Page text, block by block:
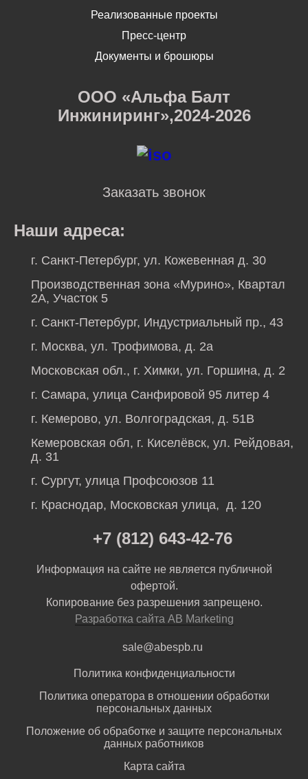
Реализованные проекты
Пресс-центр
Документы и брошюры
ООО «Альфа Балт
Инжиниринг»,2024-2026
Заказать звонок
Наши адреса:
г. Санкт-Петербург, ул. Кожевенная д. 30
Производственная зона «Мурино», Квартал
2А, Участок 5
г. Санкт-Петербург, Индустриальный пр., 43
г. Москва, ул. Трофимова, д. 2а
Московская обл., г. Химки, ул. Горшина, д. 2
г. Самара, улица Санфировой 95 литер 4
г. Кемерово, ул. Волгоградская, д. 51В
Кемеровская обл, г. Киселёвск, ул. Рейдовая,
д. 31
г. Сургут, улица Профсоюзов 11
г. Краснодар, Московская улица, д. 120
+7 (812) 643-42-76
Информация на сайте не является публичной
офертой.
Копирование без разрешения запрещено.
Разработка сайта AB Marketing
sale@abespb.ru
Политика конфиденциальности
Политика оператора в отношении обработки
персональных данных
Положение об обработке и защите персональных
данных работников
Карта сайта